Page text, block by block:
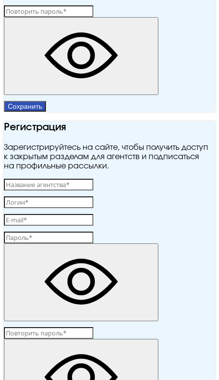
Сохранить
Регистрация
Зарегистрируйтесь на сайте, чтобы получить доступ
к закрытым разделам для агентств и подписаться
на профильные рассылки.